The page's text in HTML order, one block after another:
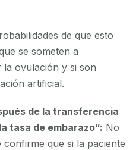
de que esto
se someten a
la ovulación y si son
artificial.
de la transferencia
tasa de embarazo”: No
que si la paciente